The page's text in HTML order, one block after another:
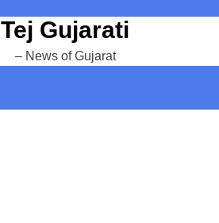
Tej Gujarati
– News of Gujarat